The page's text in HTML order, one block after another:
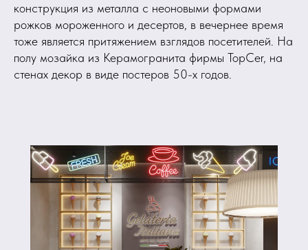
конструкция из металла с неоновыми формами
рожков мороженного и десертов, в вечернее время
тоже является притяжением взглядов посетителей. На
полу мозайка из Керамогранита фирмы TopCer, на
стенах декор в виде постеров 50-х годов.